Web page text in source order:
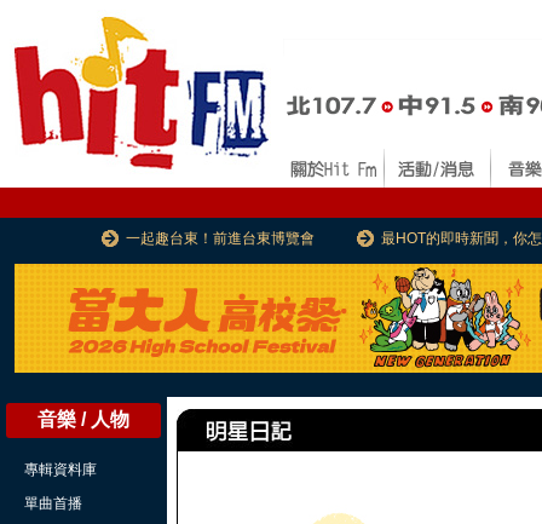
一起趣台東！前進台東博覽會 最HOT的即時新聞，你
音樂 / 人物
專輯資料庫
單曲首播